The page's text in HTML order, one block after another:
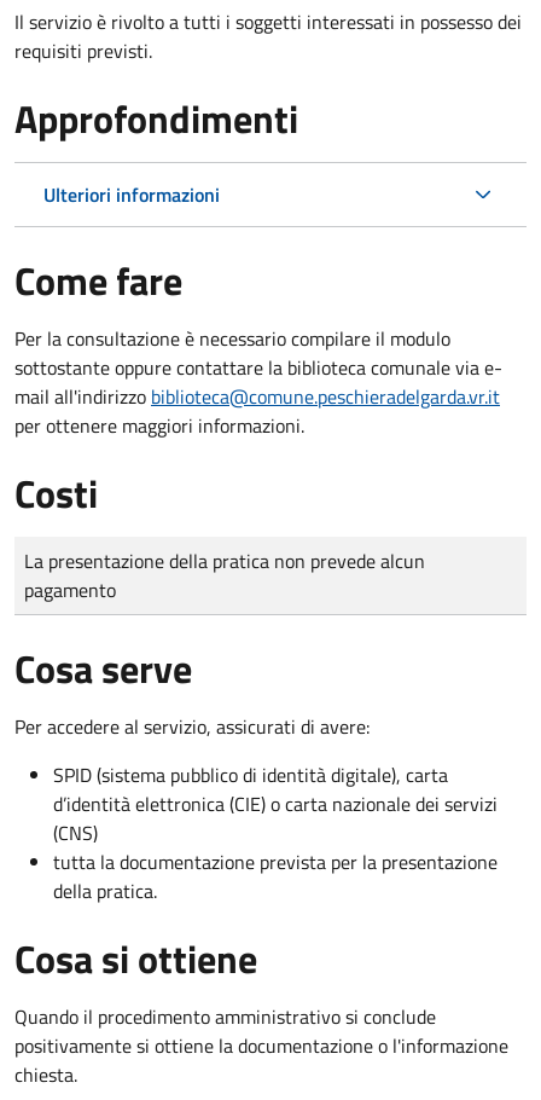
Il servizio è rivolto a tutti i soggetti interessati in possesso dei
requisiti previsti.
Approfondimenti
Ulteriori informazioni
Come fare
Per la consultazione è necessario compilare il modulo
sottostante oppure contattare la biblioteca comunale via e-
mail all'indirizzo biblioteca@comune.peschieradelgarda.vr.it
per ottenere maggiori informazioni.
Costi
Tipo di pagamento
Importo
La presentazione della pratica non prevede alcun
pagamento
Cosa serve
Per accedere al servizio, assicurati di avere:
SPID (sistema pubblico di identità digitale), carta
d’identità elettronica (CIE) o carta nazionale dei servizi
(CNS)
tutta la documentazione prevista per la presentazione
della pratica.
Cosa si ottiene
Quando il procedimento amministrativo si conclude
positivamente si ottiene la documentazione o l'informazione
chiesta.